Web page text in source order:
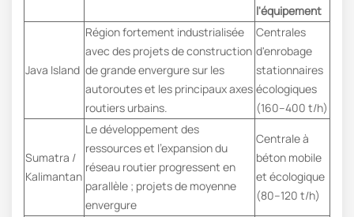
l'équipement
Java Island
Région fortement industrialisée
avec des projets de construction
de grande envergure sur les
autoroutes et les principaux axes
routiers urbains.
Centrales
d'enrobage
stationnaires
écologiques
(160–400 t/h)
Sumatra /
Kalimantan
Le développement des
ressources et l'expansion du
réseau routier progressent en
parallèle ; projets de moyenne
envergure
Centrale à
béton mobile
et écologique
(80–120 t/h)